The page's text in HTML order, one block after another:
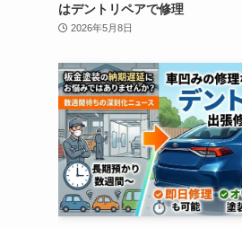
はデントリペアで修理
2026年5月8日